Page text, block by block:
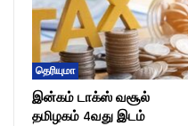
தெரியுமா
இன்கம் டாக்ஸ் வசூல்
தமிழகம் 4வது இடம்